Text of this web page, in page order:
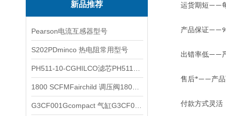
新品推荐
Pearson电流互感器型号
S202PDminco 热电阻常用型号
运货期短——
产品保证
出错率低——
售后*——产
付款方式灵活